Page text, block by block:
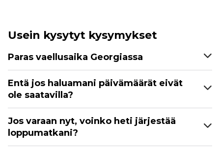
Usein kysytyt kysymykset
Paras vaellusaika Georgiassa
Entä jos haluamani päivämäärät eivät
ole saatavilla?
Jos varaan nyt, voinko heti järjestää
loppumatkani?